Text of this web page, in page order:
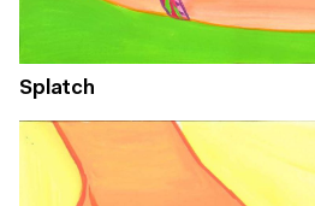
Splatch